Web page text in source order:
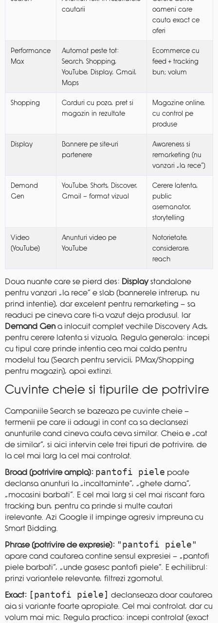
cautarii
oameni care
cauta exact ce
oferi
Performance
Max
Automat peste tot:
Search, Shopping,
YouTube, Display, Gmail,
Maps
Ecommerce cu
feed + tracking
bun; volum
Shopping
Carduri cu poza, pret si
magazin in rezultate
Magazine online,
cu control pe
produse
Display
Bannere pe site-uri
partenere
Awareness si
remarketing (nu
vanzari „la rece”)
Demand
Gen
YouTube, Shorts, Discover,
Gmail — format vizual
Cerere latenta,
public
asemanator,
storytelling
Video
(YouTube)
Anunturi video pe
YouTube
Notorietate,
considerare,
reach
Doua nuante care se pierd des: Displaystandalone
pentru vanzari „la rece” e slab (bannerele intrerup, nu
prind intentie), dar excelent pentru remarketing — sa
readuci pe cineva care ti-a vazut deja produsul. Iar
Demand Gen a inlocuit complet vechile Discovery Ads,
pentru cerere latenta si vizuala. Regula generala: incepi
cu tipul care prinde intentia cea mai calda pentru
modelul tau (Search pentru servicii, PMax/Shopping
pentru magazin), apoi extinzi.
Cuvinte cheie si tipurile de potrivire
Campaniile Search se bazeaza pe cuvinte cheie —
termenii pe care ii adaugi in cont ca sa declansezi
anunturile cand cineva cauta ceva similar. Cheia e „cat
de similar”, si aici intervin cele trei tipuri de potrivire, de
la cel mai larg la cel mai controlat.
Broad (potrivire ampla): pantofi piele poate
declansa anunturi la „incaltaminte”, „ghete dama”,
„mocasini barbati”. E cel mai larg si cel mai riscant fara
tracking bun, pentru ca prinde si multe cautari
irelevante. Azi Google il impinge agresiv impreuna cu
Smart Bidding.
Phrase (potrivire de expresie): "pantofi piele"
apare cand cautarea contine sensul expresiei — „pantofi
piele barbati”, „unde gasesc pantofi piele”. E echilibrul:
prinzi variantele relevante, filtrezi zgomotul.
Exact: [pantofi piele] declanseaza doar cautarea
aia si variante foarte apropiate. Cel mai controlat, dar cu
volum mai mic. Regula practica: incepi controlat (exact